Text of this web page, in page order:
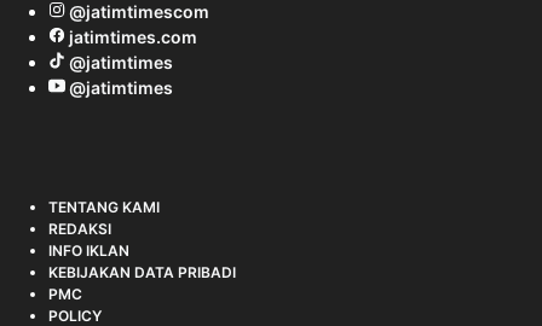
@jatimtimescom
jatimtimes.com
@jatimtimes
@jatimtimes
TENTANG KAMI
REDAKSI
INFO IKLAN
KEBIJAKAN DATA PRIBADI
PMC
POLICY